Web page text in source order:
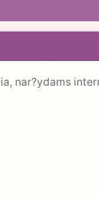
nar?ydams